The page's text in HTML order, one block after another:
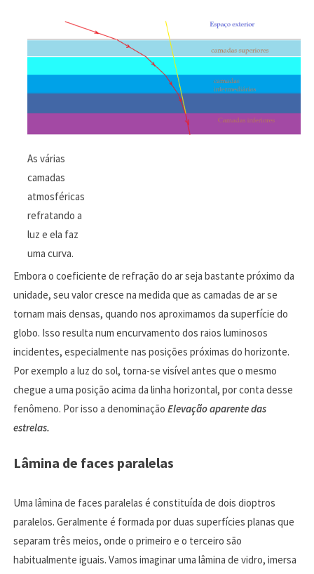
As várias
camadas
atmosféricas
refratando a
luz e ela faz
uma curva.
Embora o coeficiente de refração do ar seja bastante próximo da
unidade, seu valor cresce na medida que as camadas de ar se
tornam mais densas, quando nos aproximamos da superfície do
globo. Isso resulta num encurvamento dos raios luminosos
incidentes, especialmente nas posições próximas do horizonte.
Por exemplo a luz do sol, torna-se visível antes que o mesmo
chegue a uma posição acima da linha horizontal, por conta desse
fenômeno. Por isso a denominação Elevação aparente das
estrelas.
Lâmina de faces paralelas
Uma lâmina de faces paralelas é constituída de dois dioptros
paralelos. Geralmente é formada por duas superfícies planas que
separam três meios, onde o primeiro e o terceiro são
habitualmente iguais. Vamos imaginar uma lâmina de vidro, imersa